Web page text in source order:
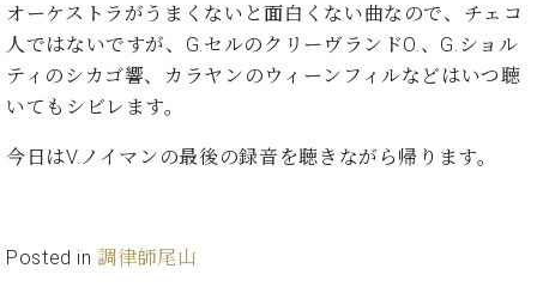
ン
コ
ン
サ
ト
ヒ
ジ
ャ
ン
の
り
タ
イ
ン
の
色
シ
(お
知
せ・
メ
ィ
正
規
デ
ィ
ラ
店
で
オンライン試弾
メルマガ登録
趣
本
ロ
グ
オーケストラがうまくないと面白くない曲なので、チェコ
人ではないですが、G.セルのクリーヴランドO.、G.ショル
ティのシカゴ響、カラヤンのウィーンフィルなどはいつ聴
いてもシビレます。
今日はV.ノイマンの最後の録音を聴きながら帰ります。
Posted in 調律師尾山